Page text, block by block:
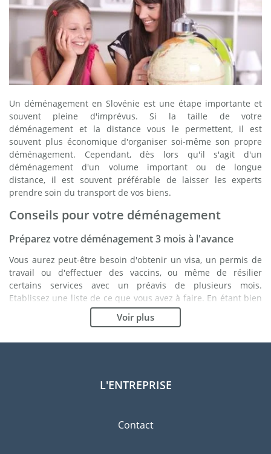
Un déménagement en Slovénie est une étape importante et
souvent pleine d'imprévus. Si la taille de votre
déménagement et la distance vous le permettent, il est
souvent plus économique d'organiser soi-même son propre
déménagement. Cependant, dès lors qu'il s'agit d'un
déménagement d'un volume important ou de longue
distance, il est souvent préférable de laisser les experts
prendre soin du transport de vos biens.
Conseils pour votre déménagement
Préparez votre déménagement 3 mois à l'avance
Vous aurez peut-être besoin d'obtenir un visa, un permis de
travail ou d'effectuer des vaccins, ou même de résilier
certains services avec un préavis de plusieurs mois.
Etablissez une liste de ce que vous avez à faire. En étant bien
organisé, vous vous assurez du bon déroulement de votre
Choisissez le bon déménageur
régulation indépendants tels que la FIDI vous permettront
qualité internes, la variété des emballages disponibles ainsi
Voir plus
L'ENTREPRISE
Contact